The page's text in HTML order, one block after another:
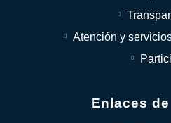
Atención y
Enlaces